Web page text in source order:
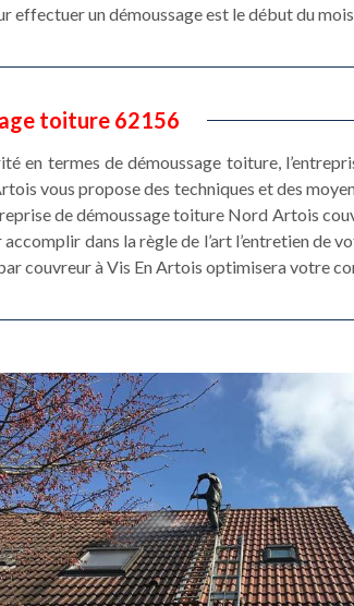
effectuer un démoussage est le début du
toiture 62156
en termes de démoussage toiture,
vous propose des techniques et des
de démoussage toiture Nord Artois
dans la règle de l’art l’entretien de
couvreur à Vis En Artois optimisera votre